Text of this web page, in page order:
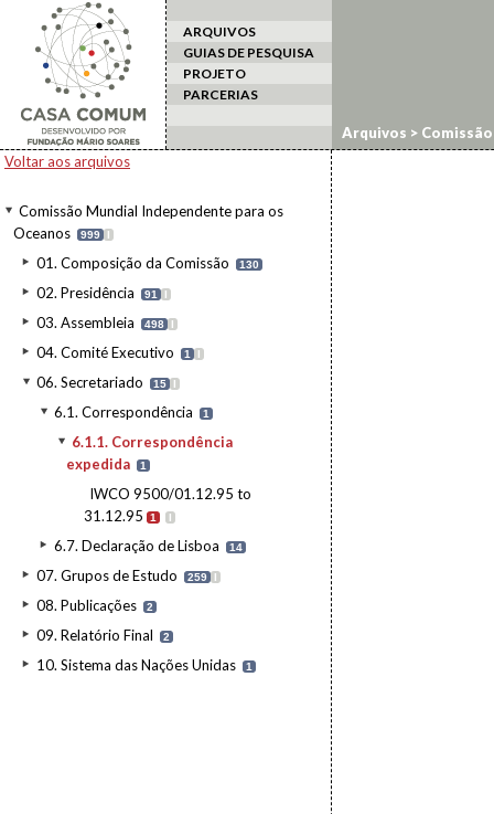
ARQUIVOS
GUIAS DE PESQUISA
PROJETO
PARCERIAS
Voltar aos arquivos
Comissão Mundial Independente para os
Oceanos
999 I
01. Composição da Comissão 130
02. Presidência 91 I
03. Assembleia 498 I
04. Comité Executivo 1 I
06. Secretariado 15 I
6.1. Correspondência 1
6.1.1. Correspondência
expedida
1
IWCO 9500/01.12.95 to
31.12.95
1 I
6.7. Declaração de Lisboa 14
07. Grupos de Estudo 259 I
08. Publicações 2
09. Relatório Final 2
10. Sistema das Nações Unidas 1
Arquivos >
6.1.1.